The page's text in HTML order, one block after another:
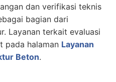
dan verifikasi teknis
bagian dari
Layanan terkait evaluasi
pada halaman Layanan
Beton.